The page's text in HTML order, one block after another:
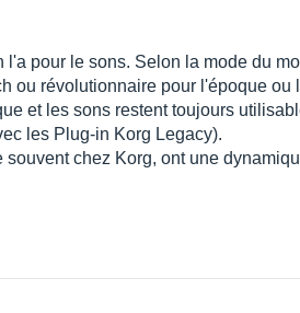
l'a pour le sons. Selon la mode du
ou révolutionnaire pour l'époque ou
et les sons restent toujours
les Plug-in Korg Legacy).
souvent chez Korg, ont une